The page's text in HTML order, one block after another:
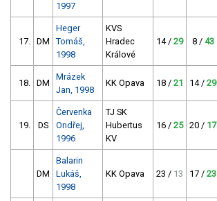
1997
17. DM
Heger
Tomáš,
1998
KVS
Hradec
Králové
14 / 29 8 / 43
18. DM
Mrázek
Jan, 1998
KK Opava 18 / 21 14 / 29
19. DS
Červenka
Ondřej,
1996
TJ SK
Hubertus
KV
16 / 25 20 / 17
DM
Balarin
Lukáš,
1998
KK Opava 23 / 13 17 / 23